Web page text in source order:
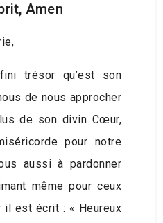
Amen
trésor qu’est son
de nous approcher
de son divin Cœur,
pour notre
aussi à pardonner
même pour ceux
il est écrit : « Heureux